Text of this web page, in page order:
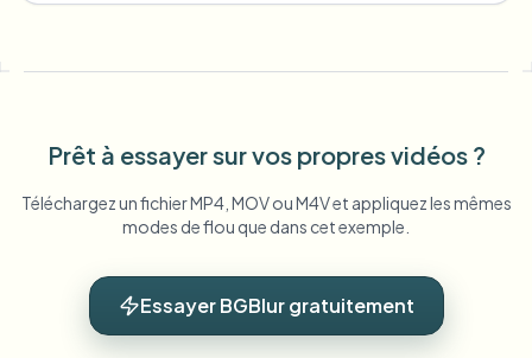
Prêt à essayer sur vos propres vidéos ?
Téléchargez un fichier MP4, MOV ou M4V et appliquez les mêmes
modes de flou que dans cet exemple.
Essayer BGBlur gratuitement